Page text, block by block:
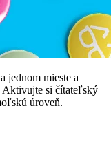
jednom mieste a
Aktivujte si čítateľský
úroveň.